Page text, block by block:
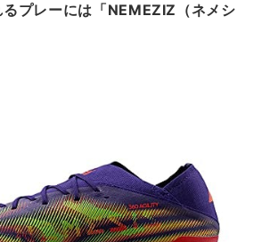
プレーには「NEMEZIZ（ネメシ